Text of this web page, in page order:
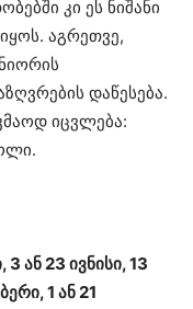
კი ეს ნიშანი
აგრეთვე,
დაწესება.
იცვლება:
ან 23 ივნისი, 13
1 ან 21